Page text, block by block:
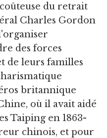
du retrait
Charles Gordon
des forces
de leurs familles
britannique
où il avait aidé
Taiping en 1863-
chinois, et pour